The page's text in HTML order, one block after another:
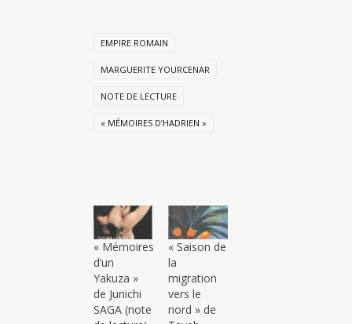
EMPIRE ROMAIN
MARGUERITE YOURCENAR
NOTE DE LECTURE
« MÉMOIRES D’HADRIEN »
« Mémoires
d’un
Yakuza »
de Junichi
SAGA (note
« Saison de
la
migration
vers le
nord » de